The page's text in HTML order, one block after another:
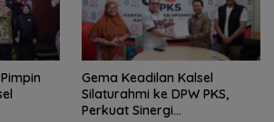
‎Gema Keadilan Kalsel
Silaturahmi ke DPW PKS,
Perkuat Sinergi